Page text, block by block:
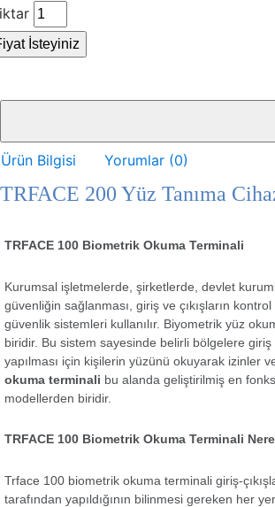
İsteyiniz
Ürün Bilgisi Yorumlar (0)
TRFACE 200 Yüz Tanıma
TRFACE 100 Biometrik Okuma Terminali
Kurumsal işletmelerde, şirketlerde, devlet
güvenliğin sağlanması, giriş ve çıkışların kontrol
güvenlik sistemleri kullanılır. Biyometrik yüz
biridir. Bu sistem sayesinde belirli bölgelere giriş
yapılması için kişilerin yüzünü okuyarak izinler
okuma terminali bu alanda geliştirilmiş en
modellerden biridir.
TRFACE 100 Biometrik Okuma Terminali
Trface 100 biometrik okuma terminali giriş-
tarafından yapıldığının bilinmesi gereken her